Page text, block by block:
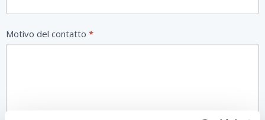
Motivo del contatto *